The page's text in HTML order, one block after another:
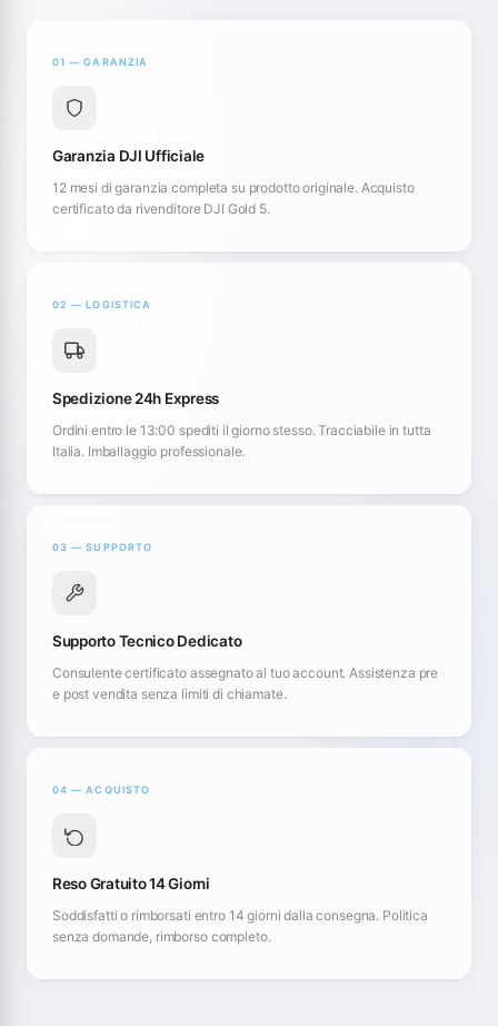
01 — GARANZIA
Garanzia DJI Ufficiale
12 mesi di garanzia completa su prodotto originale. Acquisto
certificato da rivenditore DJI Gold 5.
02 — LOGISTICA
Spedizione 24h Express
Ordini entro le 13:00 spediti il giorno stesso. Tracciabile in tutta
Italia. Imballaggio professionale.
03 — SUPPORTO
Supporto Tecnico Dedicato
Consulente certificato assegnato al tuo account. Assistenza pre
e post vendita senza limiti di chiamate.
04 — ACQUISTO
Reso Gratuito 14 Giorni
Soddisfatti o rimborsati entro 14 giorni dalla consegna. Politica
senza domande, rimborso completo.